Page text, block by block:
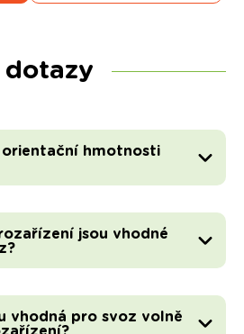
dotazy
hmotnosti
jsou vhodné
vhodná pro svoz volně